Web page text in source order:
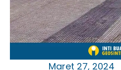
Maret 27, 2024